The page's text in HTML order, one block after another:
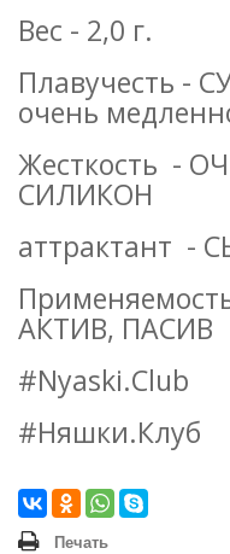
Вес - 2,0 г.
Плавучесть -
очень
Жесткость -
СИЛИКОН
аттрактант -
АКТИВ, ПАСИВ
#Nyaski.Club
#Няшки.Клуб
Печать